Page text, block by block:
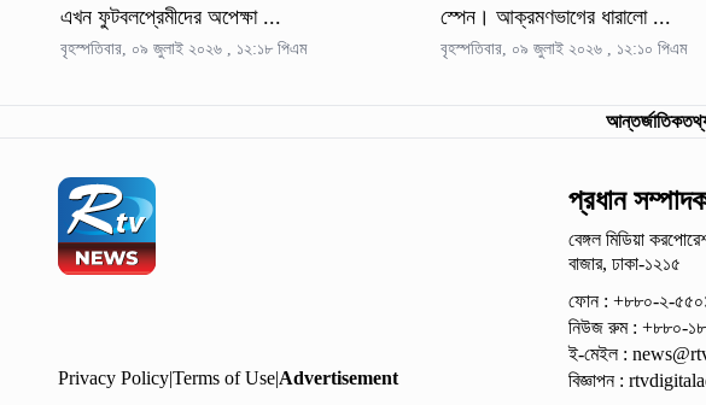
এখন ফুটবলপ্রেমীদের অপেক্ষা ...
বৃহস্পতিবার, ০৯ জুলাই ২০২৬ , ১২:১৮ পিএম
স্পেন। আক্রমণভাগের ধারালো ...
বৃহস্পতিবার, ০৯ জুলাই ২০২৬ , ১২:১০ পিএম
আন্তর্জাতিক
Privacy Policy|Terms of Use|Advertisement
প্রধান
বেঙ্গল মিডিয়া
বাজার, ঢাকা-১২১৫
ফোন : +৮৮০-২-
নিউজ রুম : +৮৮০-
ই-মেইল :
বিজ্ঞাপন :